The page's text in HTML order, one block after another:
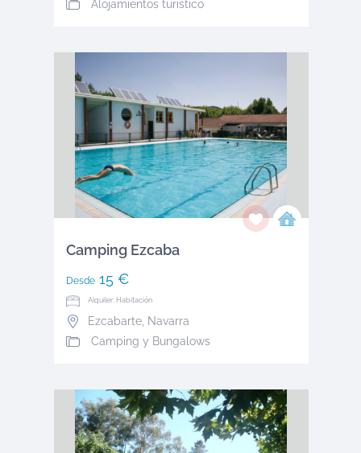
Alojamientos turistico
Camping Ezcaba
Desde15 €
Alquiler: Habitación
Ezcabarte, Navarra
Camping y Bungalows